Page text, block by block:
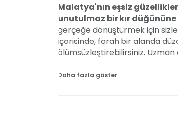
Malatya'nın eşsiz
unutulmaz bir kır düğününe
gerçeğe dönüştürmek için
içerisinde, ferah bir alanda
ölümsüzleştirebilirsiniz.
süslenmiş davet alanımızda,
Daha fazla göster